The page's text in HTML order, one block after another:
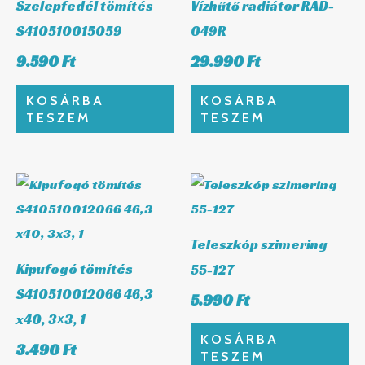
Szelepfedél tömítés
S410510015059
9.590Ft
KOSÁRBA
TESZEM
Vízhűtő radiátor RAD-
049R
29.990Ft
KOSÁRBA
TESZEM
Kipufogó tömítés
S410510012066 46,3
x40, 3×3, 1
3.490Ft
Teleszkóp szimering
55-127
5.990Ft
KOSÁRBA
TESZEM